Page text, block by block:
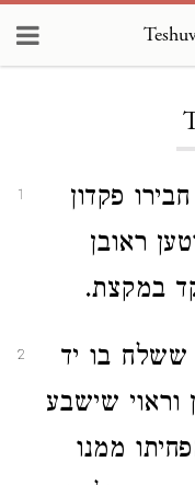
1
פקדון
ראובן
במקצת.
2
ששלח בו יד
וראוי שישבע
ממנו